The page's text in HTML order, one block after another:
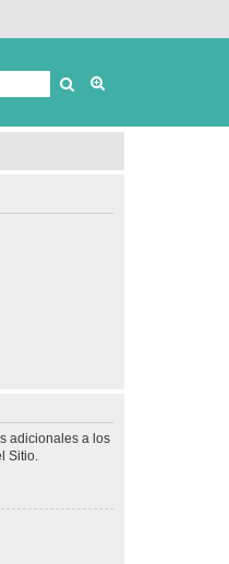
Buscar
adicionales a los
Sitio.